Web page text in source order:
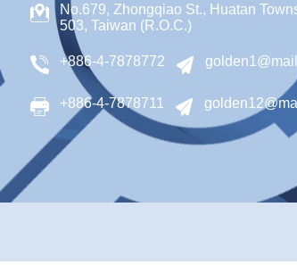
No.679, Zhongqiao St., Huatan
503, Taiwan (R.O.C.)
+886-4-7878772
+886-4-7878711